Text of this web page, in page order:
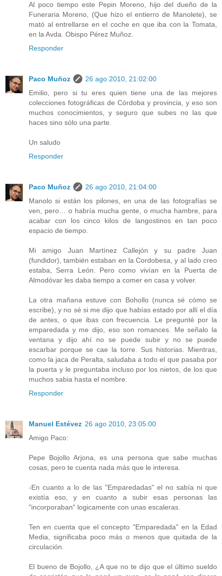
Al poco tiempo este Pepin Moreno, hijo del dueño de la
Funeraria Moreno, (Que hizo el entierro de Manolete), se
mató al entrellarse en el coche en que iba con la Tomata,
en la Avda. Obispo Pérez Muñoz.
Responder
Paco Muñoz
26 ago 2010, 21:02:00
Emilio, pero si tu eres quien tiene una de las mejores
colecciones fotográficas de Córdoba y provincia, y eso son
muchos conocimientos, y seguro que subes no las que
haces sino sólo una parte.
Un saludo
Responder
Paco Muñoz
26 ago 2010, 21:04:00
Manolo si están los pilones, en una de las fotografías se
ven, pero… o habría mucha gente, o mucha hambre, para
acabar con los cinco kilos de langostinos en tan poco
espacio de tiempo.
Mi amigo Juan Martínez Callejón y su padre Juan
(fundidor), también estaban en la Cordobesa, y al lado creo
estaba, Serra León. Pero como vivían en la Puerta de
Almodóvar les daba tiempo a comer en casa y volver.
La otra mañana estuve con Bohollo (nunca sé cómo se
escribe), y no sé si me dijo que habías estado por allí el día
de antes, o que ibas con frecuencia. Le pregunté por la
emparedada y me dijo, eso son romances. Me señalo la
ventana y dijo ahí no se puede subir y no se puede
escarbar porque se cae la torre. Sus historias. Mientras,
como la jaca de Peralta, saludaba a todo el que pasaba por
la puerta y le preguntaba incluso por los nietos, de los que
muchos sabia hasta el nombre.
Responder
Manuel Estévez 26 ago 2010, 23:05:00
Amigo Paco:
Pepe Bojollo Arjona, es una persona que sabe muchas
cosas, pero te cuenta nada más que le interesa.
-En cuanto a lo de las "Emparedadas" el no sabía ni que
existía eso, y en cuanto a subir esas personas las
"incorporaban" logicamente con unas escaleras.
Ten en cuenta que el concepto "Emparedada" en la Edad
Media, significaba poco más o menos que quitada de la
circulación.
El bueno de Bojollo, ¿A que no te dijo que el último sueldo